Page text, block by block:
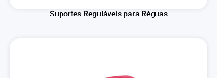
Suportes Reguláveis para Réguas